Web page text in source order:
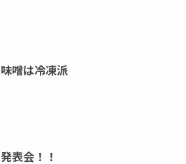
味噌は冷凍派
発表会！！